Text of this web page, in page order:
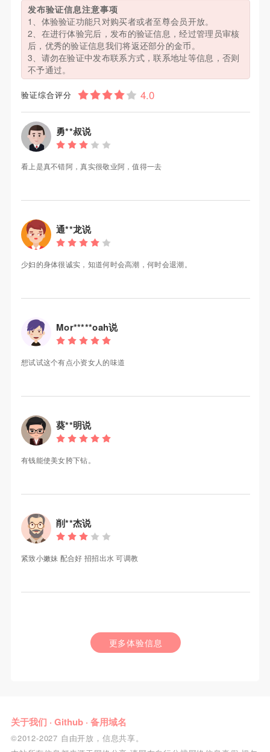
发布验证信息注意事项
1、体验验证功能只对购买者或者至尊会员开放。
2、在进行体验完后，发布的验证信息，经过管理员审核
后，优秀的验证信息我们将返还部分的金币。
3、请勿在验证中发布联系方式，联系地址等信息，否则
不予通过。
验证综合评分
勇**叔说
看上是真不错阿，真实很敬业阿，值得一去
通**龙说
少妇的身体很诚实，知道何时会高潮，何时会退潮。
Mor*****oah说
想试试这个有点小资女人的味道
葵**明说
有钱能使美女胯下钻。
削**杰说
紧致小嫩妹 配合好 招招出水 可调教
更多体验信息
关于我们 · Github· 备用域名
©2012-2027 自由开放，信息共享。